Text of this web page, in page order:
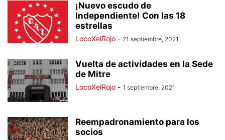
¡Nuevo escudo de
Independiente! Con las 18
estrellas
LocoXelRojo - 21 septiembre, 2021
Vuelta de actividades en la Sede
de Mitre
LocoXelRojo - 1 septiembre, 2021
Reempadronamiento para los
socios